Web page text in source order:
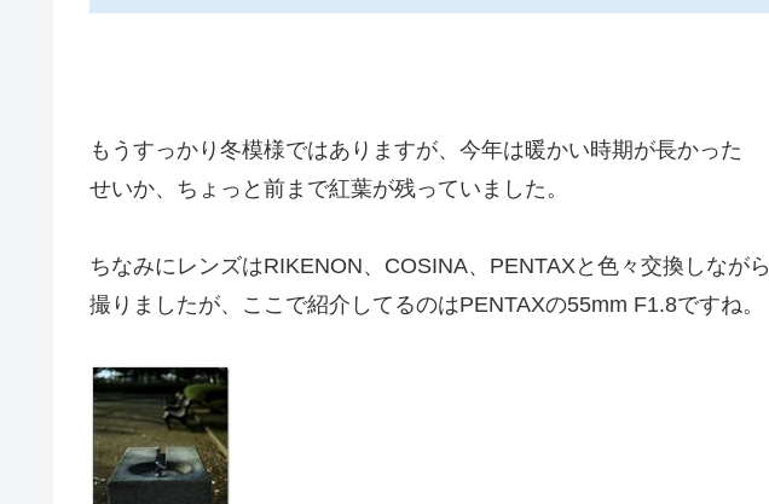
もうすっかり冬模様ではありますが、今年は暖かい時期が長かった
せいか、ちょっと前まで紅葉が残っていました。
ちなみにレンズはRIKENON、COSINA、PENTAXと色々交換しながら
撮りましたが、ここで紹介してるのはPENTAXの55mm F1.8ですね。